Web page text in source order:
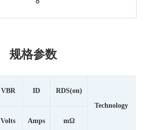
规格参数
VBR ID RDS(on)
Technology
Volts Amps mΩ